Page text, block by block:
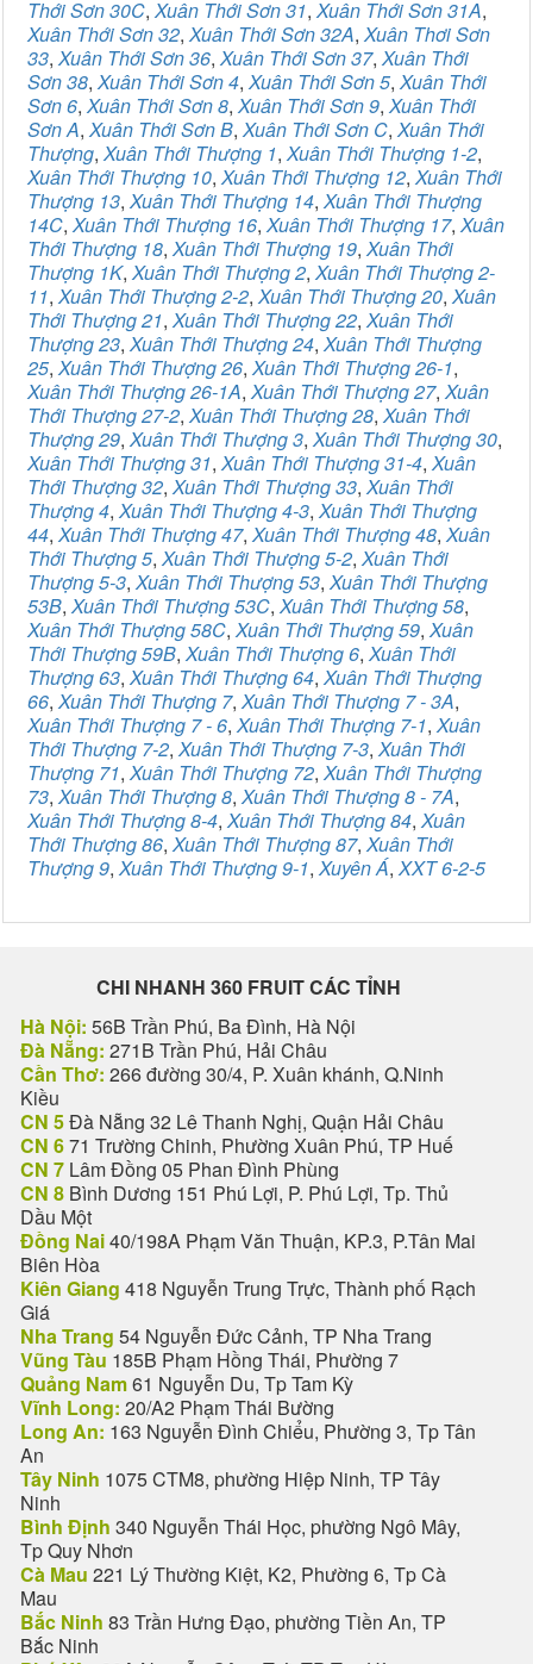
Thới Sơn 30C,Xuân Thới Sơn 31,Xuân Thới Sơn 31A,
Xuân Thới Sơn 32,Xuân Thới Sơn 32A,Xuân Thơi Sơn
33,Xuân Thới Sơn 36,Xuân Thới Sơn 37,Xuân Thới
Sơn 38,Xuân Thới Sơn 4,Xuân Thới Sơn 5,Xuân Thới
Sơn 6,Xuân Thới Sơn 8,Xuân Thới Sơn 9,Xuân Thới
Sơn A,Xuân Thới Sơn B,Xuân Thới Sơn C,Xuân Thới
Thượng,Xuân Thới Thượng 1,Xuân Thới Thượng 1-2,
Xuân Thới Thượng 10,Xuân Thới Thượng 12,Xuân Thới
Thượng 13,Xuân Thới Thượng 14,Xuân Thới Thượng
14C,Xuân Thới Thượng 16,Xuân Thới Thượng 17,Xuân
Thới Thượng 18,Xuân Thới Thượng 19,Xuân Thới
Thượng 1K,Xuân Thới Thượng 2,Xuân Thới Thượng 2-
11,Xuân Thới Thượng 2-2,Xuân Thới Thượng 20,Xuân
Thới Thượng 21,Xuân Thới Thượng 22,Xuân Thới
Thượng 23,Xuân Thới Thượng 24,Xuân Thới Thượng
25,Xuân Thới Thượng 26,Xuân Thới Thượng 26-1,
Xuân Thới Thượng 26-1A,Xuân Thới Thượng 27,Xuân
Thới Thượng 27-2,Xuân Thới Thượng 28,Xuân Thới
Thượng 29,Xuân Thới Thượng 3,Xuân Thới Thượng 30,
Xuân Thới Thượng 31,Xuân Thới Thượng 31-4,Xuân
Thới Thượng 32,Xuân Thới Thượng 33,Xuân Thới
Thượng 4,Xuân Thới Thượng 4-3,Xuân Thới Thượng
44,Xuân Thới Thượng 47,Xuân Thới Thượng 48,Xuân
Thới Thượng 5,Xuân Thới Thượng 5-2,Xuân Thới
Thượng 5-3,Xuân Thới Thượng 53,Xuân Thới Thượng
53B,Xuân Thới Thượng 53C,Xuân Thới Thượng 58,
Xuân Thới Thượng 58C,Xuân Thới Thượng 59,Xuân
Thới Thượng 59B,Xuân Thới Thượng 6,Xuân Thới
Thượng 63,Xuân Thới Thượng 64,Xuân Thới Thượng
66,Xuân Thới Thượng 7,Xuân Thới Thượng 7 - 3A,
Xuân Thới Thượng 7 - 6,Xuân Thới Thượng 7-1,Xuân
Thới Thượng 7-2,Xuân Thới Thượng 7-3,Xuân Thới
Thượng 71,Xuân Thới Thượng 72,Xuân Thới Thượng
73,Xuân Thới Thượng 8,Xuân Thới Thượng 8 - 7A,
Xuân Thới Thượng 8-4,Xuân Thới Thượng 84,Xuân
Thới Thượng 86,Xuân Thới Thượng 87,Xuân Thới
Thượng 9,Xuân Thới Thượng 9-1,Xuyên Á,XXT 6-2-5
CHI NHANH 360 FRUIT CÁC TỈNH
Hà Nội: 56B Trần Phú, Ba Đình, Hà Nội
Đà Nẵng: 271B Trần Phú, Hải Châu
Cần Thơ: 266 đường 30/4, P. Xuân khánh, Q.Ninh
Kiều
CN 5Đà Nẵng 32 Lê Thanh Nghị, Quận Hải Châu
CN 671 Trường Chinh, Phường Xuân Phú, TP Huế
CN 7 Lâm Đồng 05 Phan Đình Phùng
CN 8 Bình Dương 151 Phú Lợi, P. Phú Lợi, Tp. Thủ
Dầu Một
Đồng Nai40/198A Phạm Văn Thuận, KP.3, P.Tân Mai
Biên Hòa
Kiên Giang 418 Nguyễn Trung Trực, Thành phố Rạch
Giá
Nha Trang 54 Nguyễn Đức Cảnh, TP Nha Trang
Vũng Tàu 185B Phạm Hồng Thái, Phường 7
Quảng Nam61 Nguyễn Du, Tp Tam Kỳ
Vĩnh Long: 20/A2 Phạm Thái Bường
Long An: 163 Nguyễn Đình Chiểu, Phường 3, Tp Tân
An
Tây Ninh 1075 CTM8, phường Hiệp Ninh, TP Tây
Ninh
Bình Định 340 Nguyễn Thái Học, phường Ngô Mây,
Tp Quy Nhơn
Cà Mau 221 Lý Thường Kiệt, K2, Phường 6, Tp Cà
Mau
Bắc Ninh 83 Trần Hưng Đạo, phường Tiền An, TP
Bắc Ninh